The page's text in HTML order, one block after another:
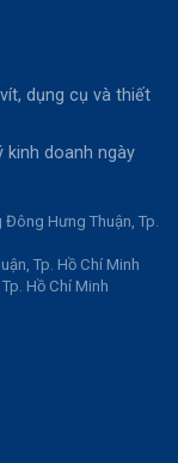
dụng cụ và thiết
kinh doanh ngày
Hưng Thuận, Tp.
Tp. Hồ Chí Minh
Hồ Chí Minh